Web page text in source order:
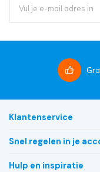
Klantenservice
Snel regelen in je
Hulp en inspiratie